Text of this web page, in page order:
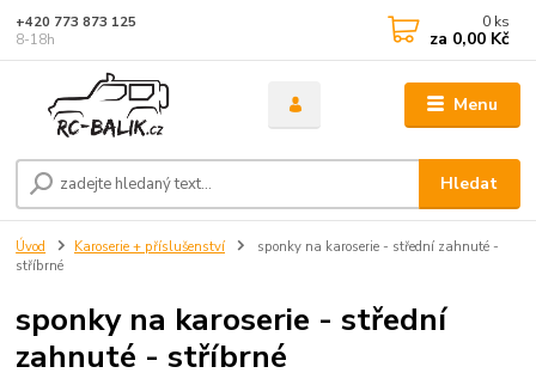
Menu
Hledat
+420 773 873 125
8-18h
0 ks
za 0,00 Kč
Úvod Karoserie + příslušenství
sponky na karoserie - střední zahnuté -
stříbrné
sponky na karoserie - střední
zahnuté - stříbrné